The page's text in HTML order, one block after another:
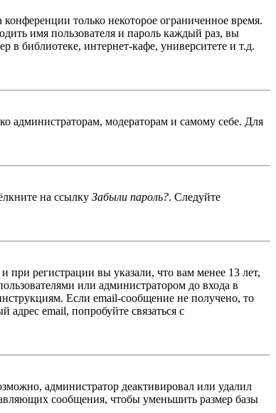
только некоторое ограниченное время.
имя пользователя и пароль каждый раз, вы
библиотеке, интернет-кафе, университете и т.д.
администраторам, модераторам и самому себе. Для
на ссылку Забыли пароль?. Следуйте
регистрации вы указали, что вам менее 13 лет,
или администратором до входа в
Если email-сообщение не получено, то
email, попробуйте связаться с
администратор деактивировал или удалил
сообщения, чтобы уменьшить размер базы